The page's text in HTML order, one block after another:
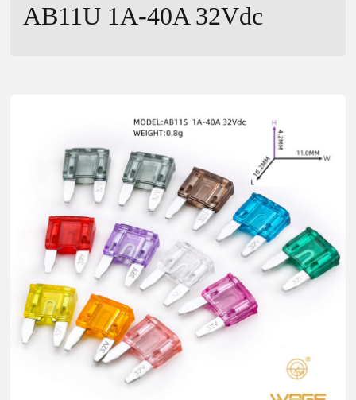
AB11U 1A-40A 32Vdc